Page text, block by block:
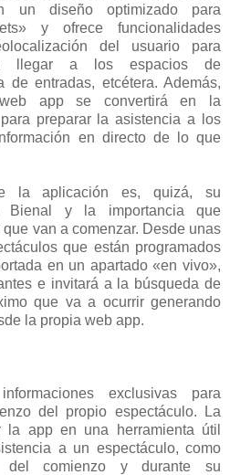
un diseño optimizado para
y ofrece funcionalidades
del usuario para
llegar a los espacios de
de entradas, etcétera. Además,
app se convertirá en la
preparar la asistencia a los
en directo de lo que
la aplicación es, quizá, su
Bienal y la importancia que
van a comenzar. Desde unas
que están programados
en un apartado «en vivo»,
e invitará a la búsqueda de
que va a ocurrir generando
la propia web app.
exclusivas para
del propio espectáculo. La
la app en una herramienta útil
a un espectáculo, como
del comienzo y durante su